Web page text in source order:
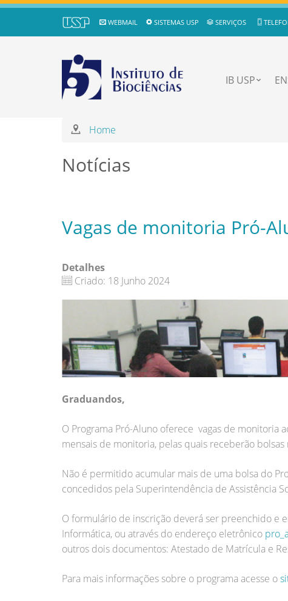
WEBMAIL SISTEMAS USP SERVIÇOS
IB USP
Home
Notícias
Vagas de monitoria Pró-
Detalhes
Criado: 18 Junho 2024
Graduandos,
O Programa Pró-Aluno oferece vagas de monitoria
mensais de monitoria, pelas quais receberão
Não é permitido acumular mais de uma bolsa do
concedidos pela Superintendência de Assistência
O formulário de inscrição deverá ser preenchido e
Informática, ou através do endereço eletrônico
outros dois documentos: Atestado de Matrícula e
Para mais informações sobre o programa acesse o